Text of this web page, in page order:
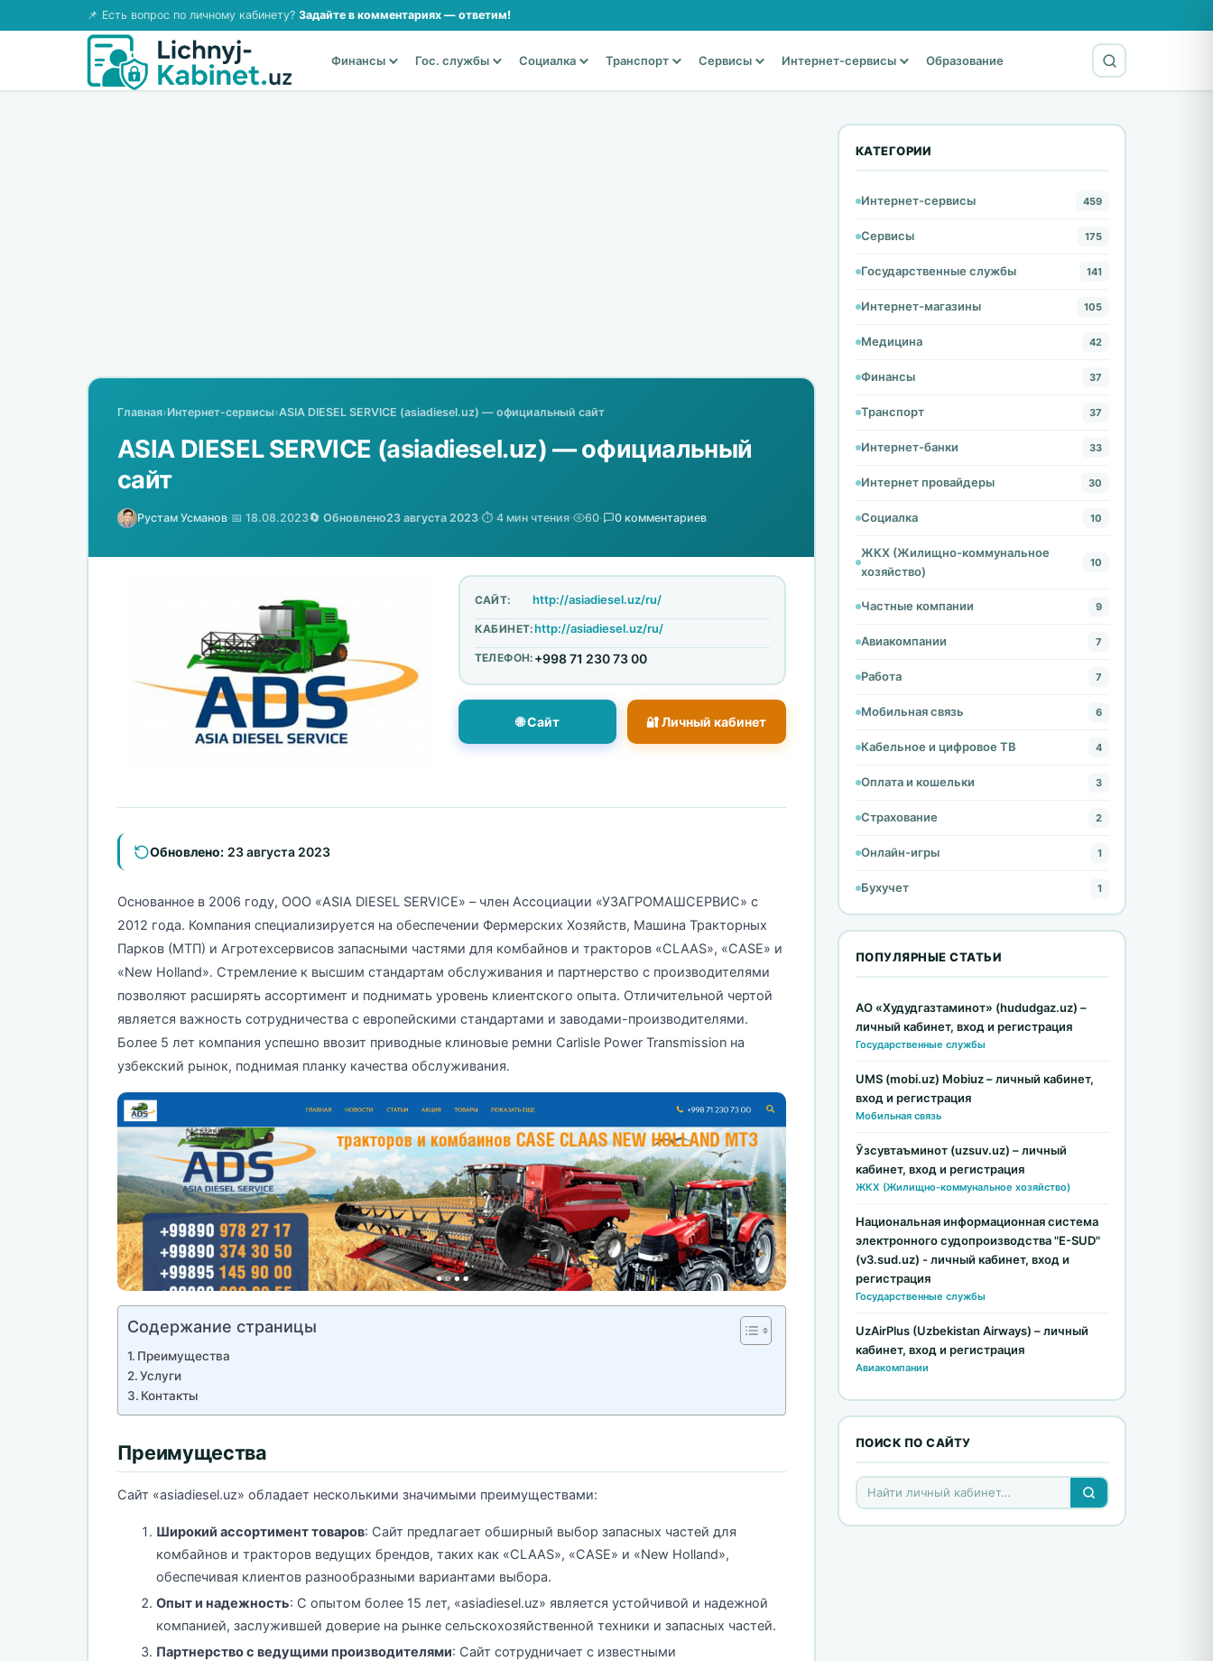
📌 Есть вопрос по личному кабинету? Задайте в комментариях — ответим!
Финансы Гос. службы Социалка Транспорт Сервисы Интернет-сервисы Образование
Главная›Интернет-сервисы›ASIA DIESEL SERVICE (asiadiesel.uz) — официальный сайт
ASIA DIESEL SERVICE (asiadiesel.uz) — официальный
сайт
Рустам Усманов·📅 18.08.2023🔄 Обновлено23 августа 2023·⏱️ 4 мин чтения· 60· 0 комментариев
САЙТ: http://asiadiesel.uz/ru/
КАБИНЕТ:http://asiadiesel.uz/ru/
ТЕЛЕФОН: +998 71 230 73 00
🌐 Сайт 🔐 Личный кабинет
Обновлено: 23 августа 2023
Основанное в 2006 году, ООО «ASIA DIESEL SERVICE» – член Ассоциации «УЗАГРОМАШСЕРВИС» с
2012 года. Компания специализируется на обеспечении Фермерских Хозяйств, Машина Тракторных
Парков (МТП) и Агротехсервисов запасными частями для комбайнов и тракторов «CLAAS», «CASE» и
«New Holland». Стремление к высшим стандартам обслуживания и партнерство с производителями
позволяют расширять ассортимент и поднимать уровень клиентского опыта. Отличительной чертой
является важность сотрудничества с европейскими стандартами и заводами-производителями.
Более 5 лет компания успешно ввозит приводные клиновые ремни Carlisle Power Transmission на
узбекский рынок, поднимая планку качества обслуживания.
Содержание страницы
Преимущества
Услуги
Контакты
Преимущества
Сайт «asiadiesel.uz» обладает несколькими значимыми преимуществами:
Широкий ассортимент товаров: Сайт предлагает обширный выбор запасных частей для
комбайнов и тракторов ведущих брендов, таких как «CLAAS», «CASE» и «New Holland»,
обеспечивая клиентов разнообразными вариантами выбора.
Опыт и надежность: С опытом более 15 лет, «asiadiesel.uz» является устойчивой и надежной
компанией, заслужившей доверие на рынке сельскохозяйственной техники и запасных частей.
Партнерство с ведущими производителями: Сайт сотрудничает с известными
КАТЕГОРИИ
Интернет-сервисы 459
Сервисы 175
Государственные службы 141
Интернет-магазины 105
Медицина 42
Финансы 37
Транспорт 37
Интернет-банки 33
Интернет провайдеры 30
Социалка 10
ЖКХ (Жилищно-коммунальное
хозяйство)
10
Частные компании 9
Авиакомпании 7
Работа 7
Мобильная связь 6
Кабельное и цифровое ТВ 4
Оплата и кошельки 3
Страхование 2
Онлайн-игры 1
Бухучет 1
ПОПУЛЯРНЫЕ СТАТЬИ
АО «Худудгазтаминот» (hududgaz.uz) –
личный кабинет, вход и регистрация
Государственные службы
UMS (mobi.uz) Mobiuz – личный кабинет,
вход и регистрация
Мобильная связь
Ўзсувтаъминот (uzsuv.uz) – личный
кабинет, вход и регистрация
ЖКХ (Жилищно-коммунальное хозяйство)
Национальная информационная система
электронного судопроизводства "E-SUD"
(v3.sud.uz) - личный кабинет, вход и
регистрация
Государственные службы
UzAirPlus (Uzbekistan Airways) – личный
кабинет, вход и регистрация
Авиакомпании
ПОИСК ПО САЙТУ